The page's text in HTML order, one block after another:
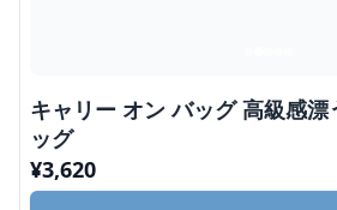
キャリー オン バッグ 高級感
ッグ
¥3,620